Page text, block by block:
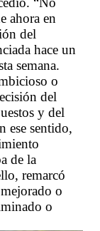
ahora en
del
hace un
semana.
o
del
y del
ese sentido,
de la
remarcó
o
o